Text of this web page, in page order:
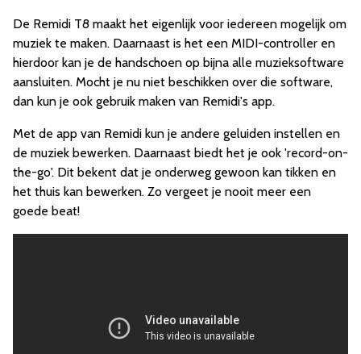
De Remidi T8 maakt het eigenlijk voor iedereen mogelijk om
muziek te maken. Daarnaast is het een MIDI-controller en
hierdoor kan je de handschoen op bijna alle muzieksoftware
aansluiten. Mocht je nu niet beschikken over die software,
dan kun je ook gebruik maken van Remidi's app.
Met de app van Remidi kun je andere geluiden instellen en
de muziek bewerken. Daarnaast biedt het je ook 'record-on-
the-go'. Dit bekent dat je onderweg gewoon kan tikken en
het thuis kan bewerken. Zo vergeet je nooit meer een
goede beat!